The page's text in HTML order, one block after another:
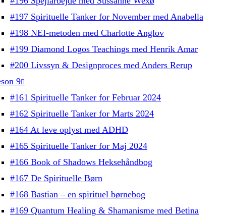
#197 Spirituelle Tanker for November med Anabella
#198 NEI-metoden med Charlotte Anglov
#199 Diamond Logos Teachings med Henrik Amar
#200 Livssyn & Designproces med Anders Rerup
9
#161 Spirituelle Tanker for Februar 2024
#162 Spirituelle Tanker for Marts 2024
#164 At leve oplyst med ADHD
#165 Spirituelle Tanker for Maj 2024
#166 Book of Shadows Heksehåndbog
#167 De Spirituelle Børn
#168 Bastian – en spirituel børnebog
#169 Quantum Healing & Shamanisme med Betina